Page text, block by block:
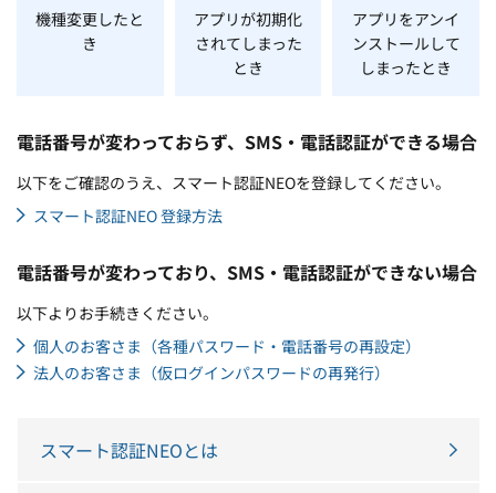
機種変更したと
き
アプリが初期化
されてしまった
とき
アプリをアンイ
ンストールして
しまったとき
電話番号が変わっておらず、SMS・電話認証ができる場合
以下をご確認のうえ、スマート認証NEOを登録してください。
スマート認証NEO 登録方法
電話番号が変わっており、SMS・電話認証ができない場合
以下よりお手続きください。
個人のお客さま（各種パスワード・電話番号の再設定）
法人のお客さま（仮ログインパスワードの再発行）
スマート認証NEOとは